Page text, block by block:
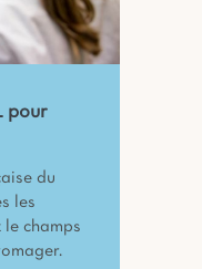
pour
du
les
champs